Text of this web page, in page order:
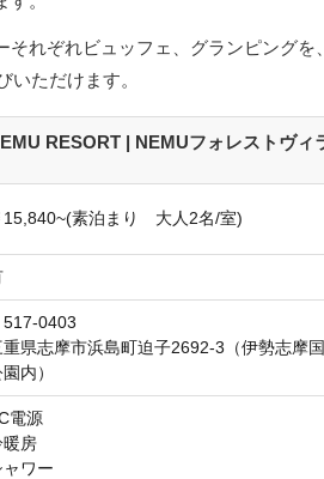
それぞれビュッフェ、グランピングを
いただけます。
RESORT | NEMUフォレストヴィ
15,840~(素泊まり 大人2名/室)
517-0403
重県志摩市浜島町迫子2692-3（伊勢志摩
内）
電源
暖房
ャワー